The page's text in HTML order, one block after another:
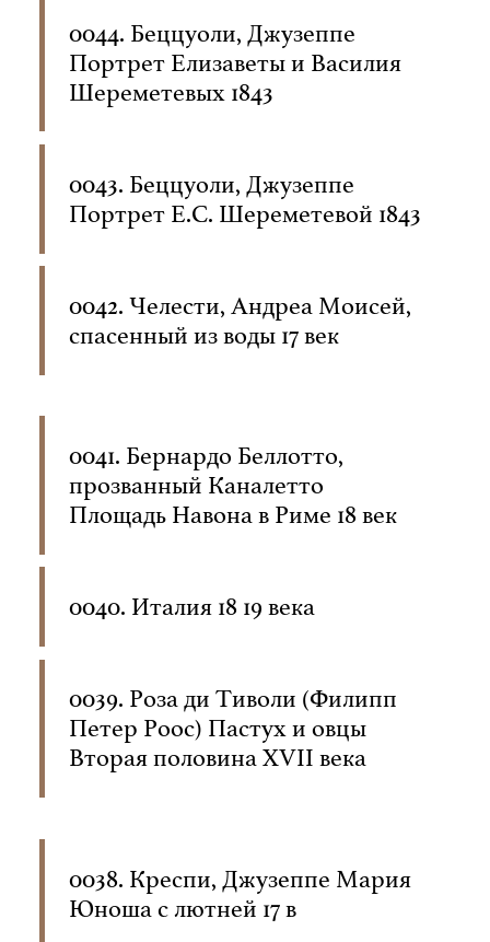
0044. Беццуоли, Джузеппе
Портрет Елизаветы и Василия
Шереметевых 1843
0043. Беццуоли, Джузеппе
Портрет Е.С. Шереметевой 1843
0042. Челести, Андреа Моисей,
спасенный из воды 17 век
0041. Бернардо Беллотто,
прозванный Каналетто
Площадь Навона в Риме 18 век
0040. Италия 18 19 века
0039. Роза ди Тиволи (Филипп
Петер Роос) Пастух и овцы
Вторая половина XVII века
0038. Креспи, Джузеппе Мария
Юноша с лютней 17 в